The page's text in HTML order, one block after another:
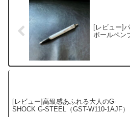
[レビュー]
ボールペン
[レビュー]高級感あふれる大人のG-
SHOCK G-STEEL（GST-W110-1AJF）